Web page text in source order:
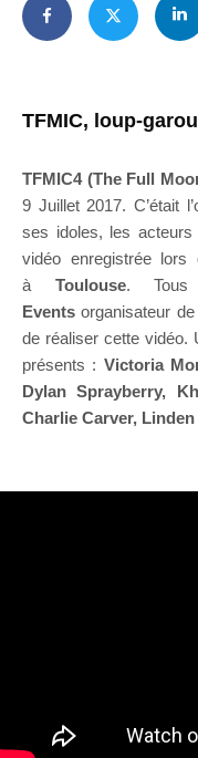
TFMIC, loup-
TFMIC4 (The Full
9 Juillet 2017. C’était
ses idoles, les
vidéo enregistrée lors
à Toulouse. Tous
Events organisateur
de réaliser cette vidéo.
présents : Victoria
Dylan Sprayberry,
Charlie Carver,